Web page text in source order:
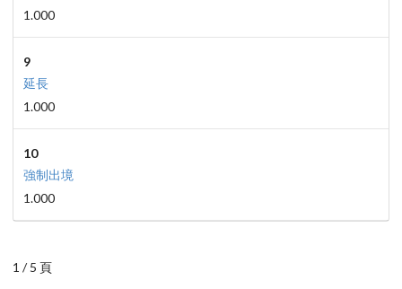
1.000
9
延長
1.000
10
強制出境
1.000
1 / 5 頁